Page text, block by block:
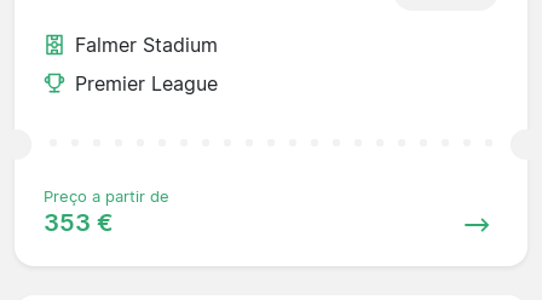
Falmer Stadium
Premier League
Preço a partir de
353 €